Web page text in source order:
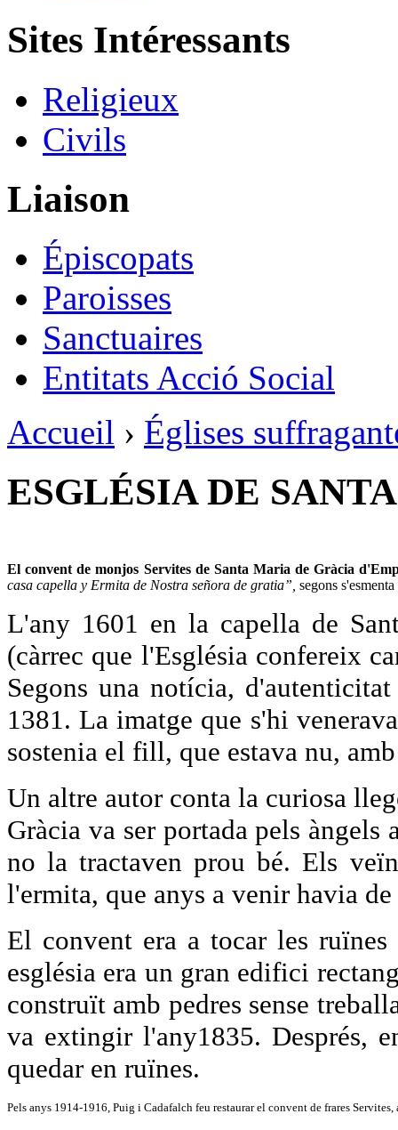
Sites Intéressants
Religieux
Civils
Liaison
Épiscopats
Paroisses
Sanctuaires
Entitats Acció Social
Accueil › Églises
ESGLÉSIA DE
El convent de monjos Servites de Santa Maria de Gràcia
casa capella y Ermita de Nostra señora de gratia”, segons
L'any 1601 en la capella de
(càrrec que l'Església confereix
Segons una notícia,
1381. La imatge que s'hi
sostenia el fill, que estava nu,
Un altre autor conta la curiosa
Gràcia va ser portada pels
no la tractaven prou bé. Els
l'ermita, que anys a venir havia
El convent era a tocar les
església era un gran edifici
construït amb pedres sense
va extingir l'any1835. Després,
quedar en ruïnes.
Pels anys 1914-1916, Puig i Cadafalch feu restaurar el convent de frares